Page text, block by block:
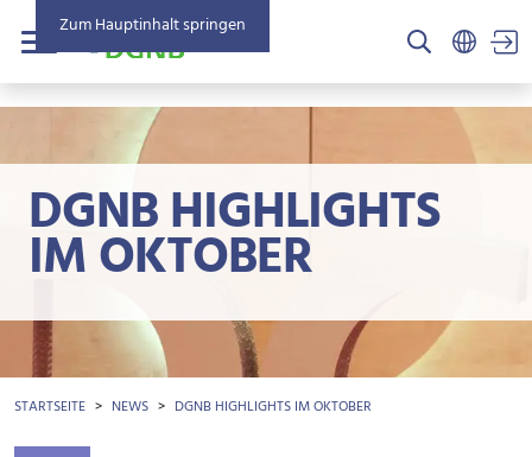
Zum Hauptinhalt springen
Menü
DGNB HIGHLIGHTS
IM OKTOBER
BROTKRÜMEL
STARTSEITE NEWS DGNB HIGHLIGHTS IM OKTOBER